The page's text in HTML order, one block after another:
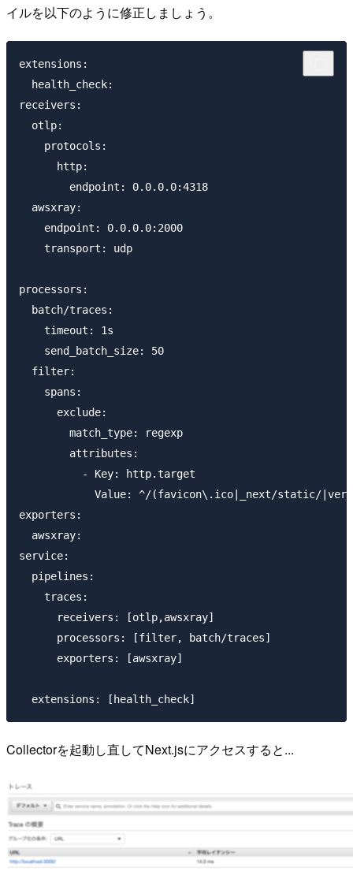
イルを以下のように修正しましょう。
extensions:
  health_check:
receivers:
  otlp:
    protocols:
      http:
        endpoint: 0.0.0.0:4318
  awsxray:
    endpoint: 0.0.0.0:2000
    transport: udp
processors:
  batch/traces:
    timeout: 1s
    send_batch_size: 50
  filter:
    spans:
      exclude:
        match_type: regexp
        attributes:
          - Key: http.target
Value: ^/(favicon\.ico|_next/static/
exporters:
  awsxray:
service:
  pipelines:
    traces:
      receivers: [otlp,awsxray]
      processors: [filter, batch/traces]
      exporters: [awsxray]
Collectorを起動し直してNext.jsにアクセスすると...